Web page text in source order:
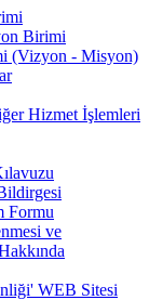
Birimi
(Vizyon - Misyon)
Hizmet İşlemleri
Formu
ve
WEB Sitesi